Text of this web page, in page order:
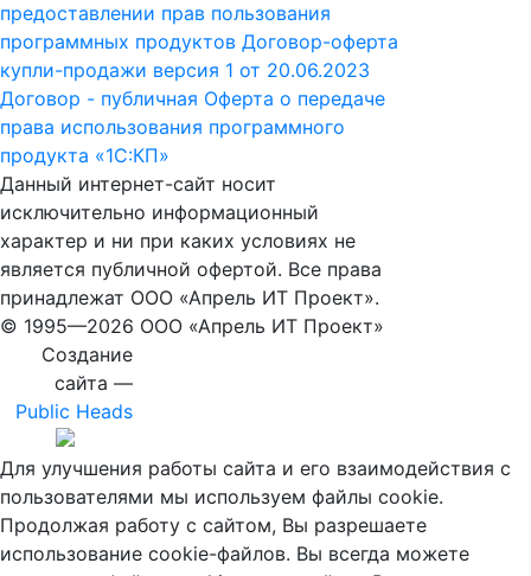
предоставлении прав пользования
программных продуктов Договор-оферта
купли-продажи версия 1 от 20.06.2023
Договор - публичная Оферта о передаче
права использования программного
продукта «1С:КП»
Данный интернет-сайт носит
исключительно информационный
характер и ни при каких условиях не
является публичной офертой. Все права
принадлежат ООО «Апрель ИТ Проект».
© 1995—2026 ООО «Апрель ИТ Проект»
Создание
сайта —
Public Heads
Для улучшения работы сайта и его взаимодействия с
пользователями мы используем файлы cookie.
Продолжая работу с сайтом, Вы разрешаете
использование cookie-файлов. Вы всегда можете